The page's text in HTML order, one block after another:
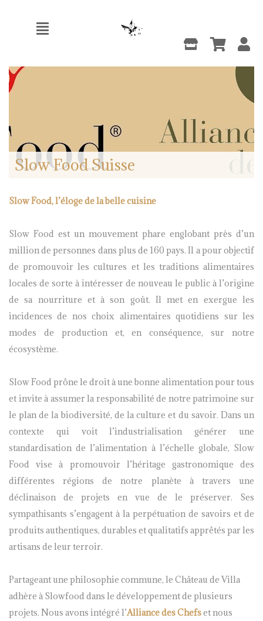
Slow Food Suisse
Slow Food, l’éloge de la belle cuisine
Slow Food est un mouvement phare englobant près d’un
million de personnes dans plus de 160 pays. Il a pour objectif
de promouvoir les cultures et les traditions alimentaires
locales de sorte à intéresser de nouveau le public à l’origine
de sa nourriture et à son goût. Il met en exergue les
incidences de nos choix alimentaires quotidiens sur les
modes de production et, en conséquence, sur notre
écosystème.
Slow Food prône le droit à une bonne alimentation pour tous
et invite à assumer la responsabilité de notre patrimoine sur
le plan de la biodiversité, de la culture et du savoir. Dans un
contexte qui voit l’industrialisation générer une
standardisation de l’alimentation à l’échelle globale, Slow
Food vise à promouvoir l’héritage gastronomique des
différentes régions de notre planète à travers une
déclinaison de projets en vue de le préserver. Ses
sympathisants s’engagent à la perpétuation de savoirs et de
produits authentiques, durables et qualitatifs apprêtés par les
artisans de leur terroir.
Partageant une philosophie commune, le Château de Villa
adhère à Slowfood dans le développement de plusieurs
projets. Nous avons intégré l’Alliance des Chefset nous